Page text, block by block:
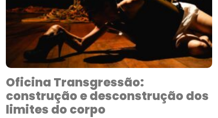
Oficina Transgressão:
construção e desconstrução dos
limites do corpo